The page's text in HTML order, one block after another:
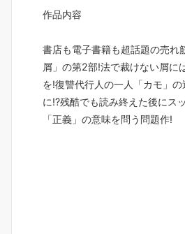
作品内容
書店も電子書籍も超話題の売れ
屑」の第2部!法で裁けない屑に
を!復讐代行人の一人「カモ」
に!?残酷でも読み終えた後にス
「正義」の意味を問う問題作!